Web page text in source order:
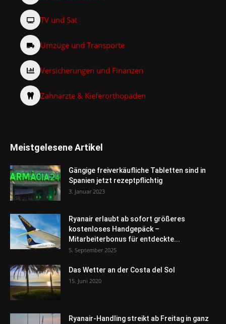
TV und Sat
Umzüge und Transporte
Versicherungen und Finanzen
Zahnärzte & Kieferorthopäden
Meistgelesene Artikel
Gängige freiverkäufliche Tabletten sind in
Spanien jetzt rezeptpflichtig
3. Januar 2023
Ryanair erlaubt ab sofort größeres
kostenloses Handgepäck –
Mitarbeiterbonus für entdeckte...
5. September 2025
Das Wetter an der Costa del Sol
15. Juni 2020
Ryanair-Handling streikt ab Freitag in ganz